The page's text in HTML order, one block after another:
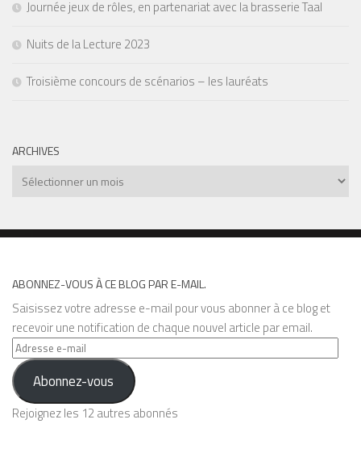
Journée jeux de rôles, en partenariat avec la brasserie Taal
Nuits de la Lecture 2023
Troisième concours de scénarios – les lauréats
ARCHIVES
Archives
ABONNEZ-VOUS À CE BLOG PAR E-MAIL.
Saisissez votre adresse e-mail pour vous abonner à ce blog et
recevoir une notification de chaque nouvel article par email.
Adresse
e-
mail Abonnez-vous
Rejoignez les 12 autres abonnés